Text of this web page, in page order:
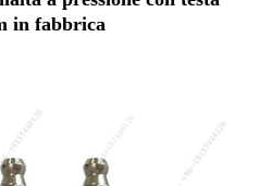
in fabbrica